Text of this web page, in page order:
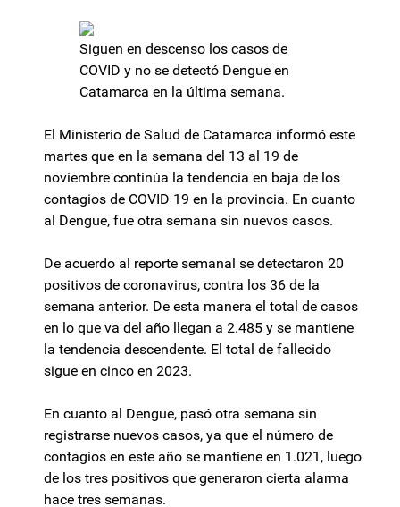
Siguen en descenso los casos de
COVID y no se detectó Dengue en
Catamarca en la última semana.
El Ministerio de Salud de Catamarca informó este
martes que en la semana del 13 al 19 de
noviembre continúa la tendencia en baja de los
contagios de COVID 19 en la provincia. En cuanto
al Dengue, fue otra semana sin nuevos casos.
De acuerdo al reporte semanal se detectaron 20
positivos de coronavirus, contra los 36 de la
semana anterior. De esta manera el total de casos
en lo que va del año llegan a 2.485 y se mantiene
la tendencia descendente. El total de fallecido
sigue en cinco en 2023.
En cuanto al Dengue, pasó otra semana sin
registrarse nuevos casos, ya que el número de
contagios en este año se mantiene en 1.021, luego
de los tres positivos que generaron cierta alarma
hace tres semanas.